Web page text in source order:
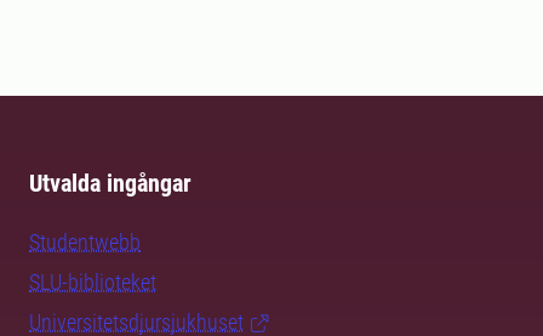
Utvalda ingångar
Studentwebb
SLU-biblioteket
Universitetsdjursjukhuset